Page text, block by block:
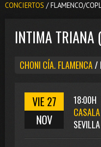
CONCIERTOS / FLAMENCO/
INTIMA TRIANA
CHONI CÍA. FLAMENCA/
VIE 27
NOV
18:00H
SEVILLA